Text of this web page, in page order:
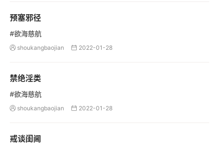
预塞邪径
#欲海慈航
 shoukangbaojian  2022-01-28
禁绝淫类
#欲海慈航
 shoukangbaojian  2022-01-28
戒谈闺阃